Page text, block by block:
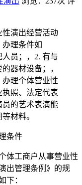
演出经营活动
理条件如
员；，2. 有与
器材设备；，
理个体营业性
照、法定代表
员的艺术表演能
材料。
条件
体工商户从事营业性
出管理条例》的规
下：